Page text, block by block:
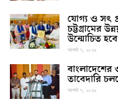
যোগ্য ও সৎ
চট্টগ্রামের
উন্মোচিত
আগস্ট ৭, ২০২৬
তাবেদারি
আগস্ট ৭, ২০২৬